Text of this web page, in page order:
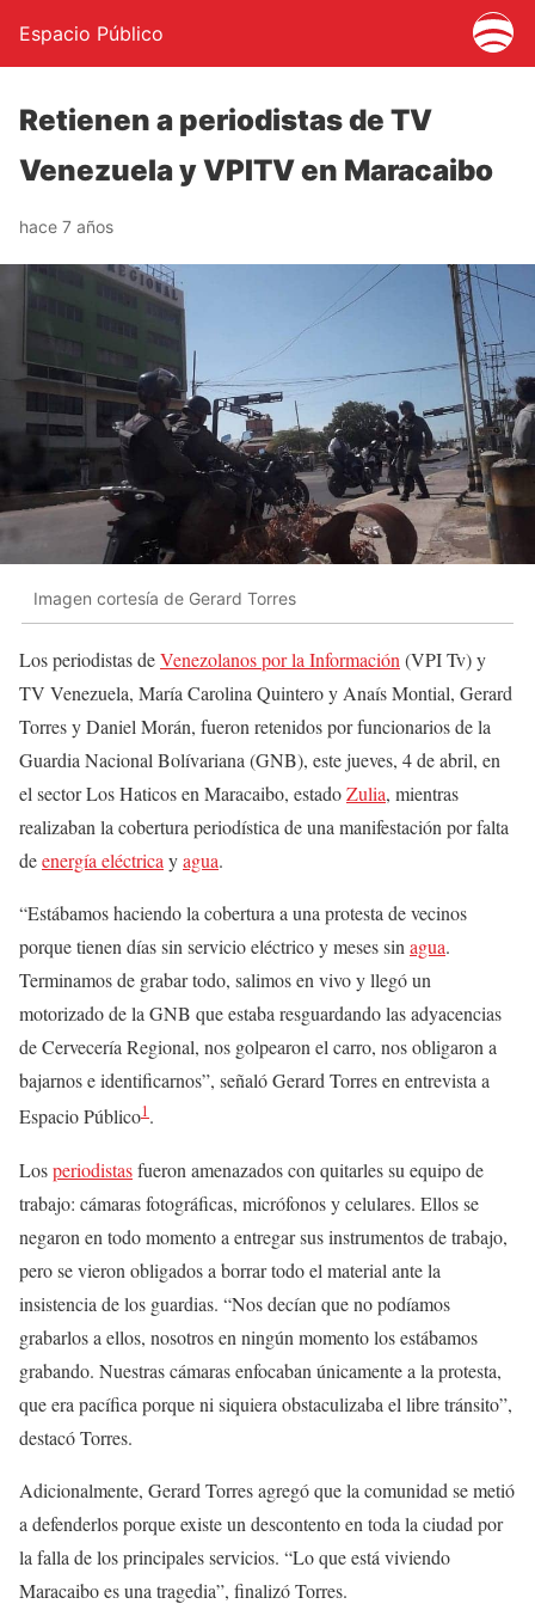
Espacio Público
Retienen a periodistas de TV
Venezuela y VPITV en Maracaibo
hace 7 años
Imagen cortesía de Gerard Torres
Los periodistas deVenezolanos por la Información (VPI Tv) y
TV Venezuela, María Carolina Quintero y Anaís Montial, Gerard
Torres y Daniel Morán, fueron retenidos por funcionarios de la
Guardia Nacional Bolívariana (GNB), este jueves, 4 de abril, en
el sector Los Haticos en Maracaibo, estadoZulia, mientras
realizaban la cobertura periodística de una manifestación por falta
deenergía eléctrica yagua.
“Estábamos haciendo la cobertura a una protesta de vecinos
porque tienen días sin servicio eléctrico y meses sin agua.
Terminamos de grabar todo, salimos en vivo y llegó un
motorizado de la GNB que estaba resguardando las adyacencias
de Cervecería Regional, nos golpearon el carro, nos obligaron a
bajarnos e identificarnos”, señaló Gerard Torres en entrevista a
Espacio Público1.
Losperiodistasfueron amenazados con quitarles su equipo de
trabajo: cámaras fotográficas, micrófonos y celulares. Ellos se
negaron en todo momento a entregar sus instrumentos de trabajo,
pero se vieron obligados a borrar todo el material ante la
insistencia de los guardias. “Nos decían que no podíamos
grabarlos a ellos, nosotros en ningún momento los estábamos
grabando. Nuestras cámaras enfocaban únicamente a la protesta,
que era pacífica porque ni siquiera obstaculizaba el libre tránsito”,
destacó Torres.
Adicionalmente, Gerard Torres agregó que la comunidad se metió
a defenderlos porque existe un descontento en toda la ciudad por
la falla de los principales servicios. “Lo que está viviendo
Maracaibo es una tragedia”, finalizó Torres.